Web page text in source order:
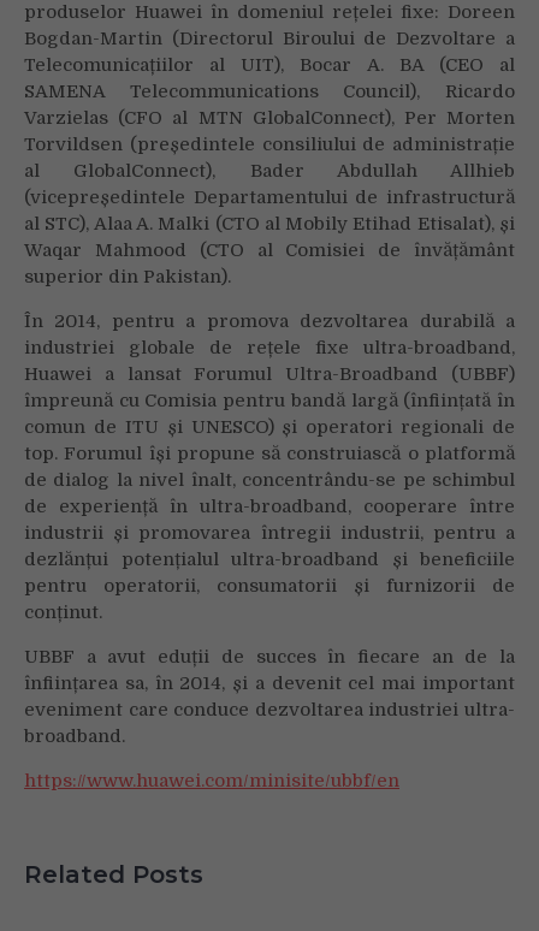
produselor Huawei în domeniul rețelei fixe: Doreen
Bogdan-Martin (Directorul Biroului de Dezvoltare a
Telecomunicațiilor al UIT), Bocar A. BA (CEO al
SAMENA Telecommunications Council), Ricardo
Varzielas (CFO al MTN GlobalConnect), Per Morten
Torvildsen (președintele consiliului de administrație
al GlobalConnect), Bader Abdullah Allhieb
(vicepreședintele Departamentului de infrastructură
al STC), Alaa A. Malki (CTO al Mobily Etihad Etisalat), și
Waqar Mahmood (CTO al Comisiei de învățământ
superior din Pakistan).
În 2014, pentru a promova dezvoltarea durabilă a
industriei globale de rețele fixe ultra-broadband,
Huawei a lansat Forumul Ultra-Broadband (UBBF)
împreună cu Comisia pentru bandă largă (înființată în
comun de ITU și UNESCO) și operatori regionali de
top. Forumul își propune să construiască o platformă
de dialog la nivel înalt, concentrându-se pe schimbul
de experiență în ultra-broadband, cooperare între
industrii și promovarea întregii industrii, pentru a
dezlănțui potențialul ultra-broadband și beneficiile
pentru operatorii, consumatorii și furnizorii de
conținut.
UBBF a avut eduții de succes în fiecare an de la
înființarea sa, în 2014, și a devenit cel mai important
eveniment care conduce dezvoltarea industriei ultra-
broadband.
https://www.huawei.com/minisite/ubbf/en
Related Posts